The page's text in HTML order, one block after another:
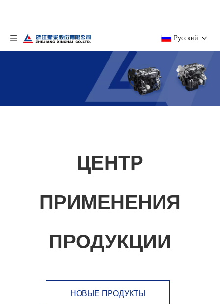
Pусский
СТРОИТЕЛЬНАЯ ТЕХНИКА
ЦЕНТР
ПРИМЕНЕНИЯ
ПРОДУКЦИИ
НОВЫЕ ПРОДУКТЫ